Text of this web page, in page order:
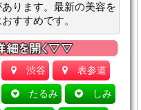
ります。最新の美容を
すすめです。
渋谷 表参道
たるみ しみ